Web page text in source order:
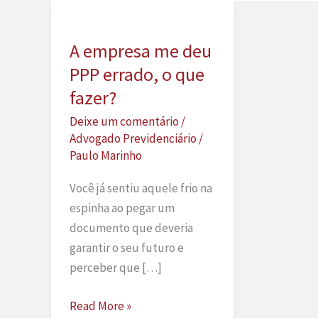
A empresa me deu
PPP errado, o que
fazer?
Deixe um comentário /
Advogado Previdenciário /
Paulo Marinho
Você já sentiu aquele frio na
espinha ao pegar um
documento que deveria
garantir o seu futuro e
perceber que […]
A
Read More »